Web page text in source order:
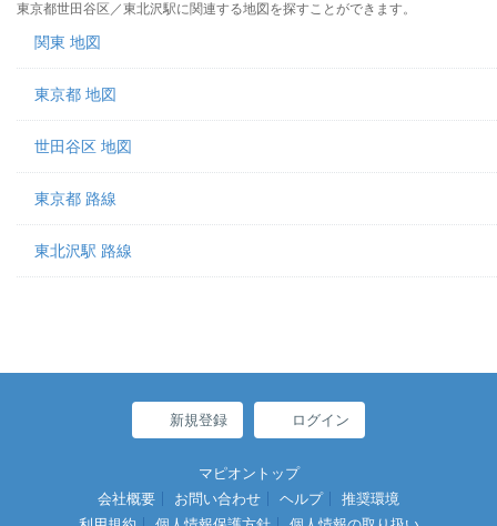
東京都世田谷区／東北沢駅に関連する地図を探すことができます。
関東 地図
東京都 地図
世田谷区 地図
東京都 路線
東北沢駅 路線
新規登録 ログイン
マピオントップ
会社概要
お問い合わせ ヘルプ
推奨環境